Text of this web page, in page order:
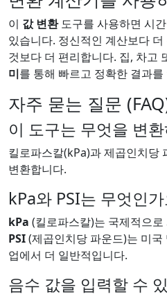
이 값 변환도구를 사용하면 시
있습니다. 정신적인 계산보다
것보다 더 편리합니다. 집, 차고
미를 통해 빠르고 정확한 결과
자주 묻는 질문
이 도구는 무엇을 변
킬로파스칼(kPa)과 제곱인치당
변환합니다.
kPa와 PSI는 무엇인
kPa (킬로파스칼)는 국제적으
PSI(제곱인치당 파운드)는 미국
업에서 더 일반적입니다.
음수 값을 입력할 수